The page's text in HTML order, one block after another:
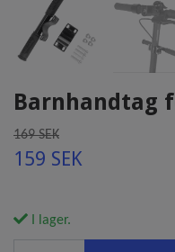
Barnhandtag
169 SEK
159 SEK
I lager.